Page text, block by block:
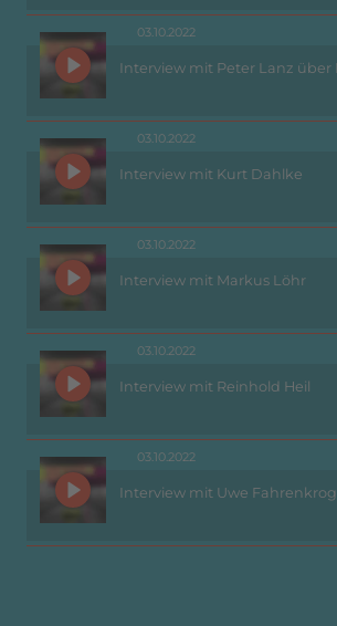
03.10.2022
Interview mit Peter Lanz über
03.10.2022
Interview mit Kurt Dahlke
03.10.2022
Interview mit Markus Löhr
03.10.2022
Interview mit Reinhold Heil
03.10.2022
Interview mit Uwe